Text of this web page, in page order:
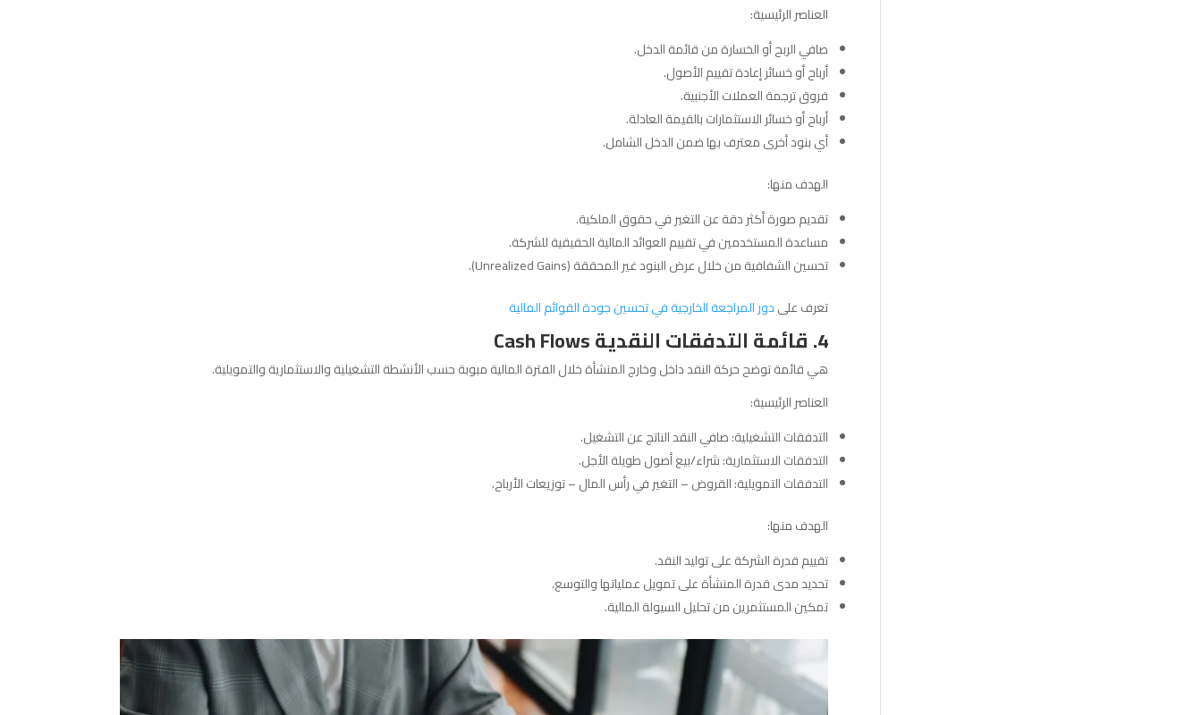
العناصر الرئيسية:
صافي الربح أو الخسارة من قائمة الدخل.
أرباح أو خسائر إعادة تقييم الأصول.
فروق ترجمة العملات الأجنبية.
أرباح أو خسائر الاستثمارات بالقيمة العادلة.
أي بنود أخرى معترف بها ضمن الدخل الشامل.
الهدف منها:
تقديم صورة أكثر دقة عن التغير في حقوق الملكية.
مساعدة المستخدمين في تقييم العوائد المالية الحقيقية للشركة.
تحسين الشفافية من خلال عرض البنود غير المحققة (Unrealized Gains).
تعرف علىدور المراجعة الخارجية في تحسين جودة القوائم المالية
4. قائمة التدفقات النقدية Cash Flows
هي قائمة توضح حركة النقد داخل وخارج المنشأة خلال الفترة المالية مبوبة حسب الأنشطة التشغيلية والاستثمارية والتمويلية.
العناصر الرئيسية:
التدفقات التشغيلية: صافي النقد الناتج عن التشغيل.
التدفقات الاستثمارية: شراء/بيع أصول طويلة الأجل.
التدفقات التمويلية: القروض – التغير في رأس المال – توزيعات الأرباح.
الهدف منها:
تقييم قدرة الشركة على توليد النقد.
تحديد مدى قدرة المنشأة على تمويل عملياتها والتوسع.
تمكين المستثمرين من تحليل السيولة المالية.